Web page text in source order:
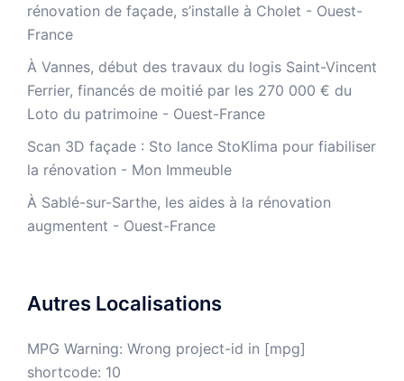
rénovation de façade, s’installe à Cholet - Ouest-
France
À Vannes, début des travaux du logis Saint-Vincent
Ferrier, financés de moitié par les 270 000 € du
Loto du patrimoine - Ouest-France
​Scan 3D façade : Sto lance StoKlima pour fiabiliser
la rénovation - Mon Immeuble
À Sablé-sur-Sarthe, les aides à la rénovation
augmentent - Ouest-France
Autres Localisations
MPG Warning: Wrong project-id in [mpg]
shortcode: 10